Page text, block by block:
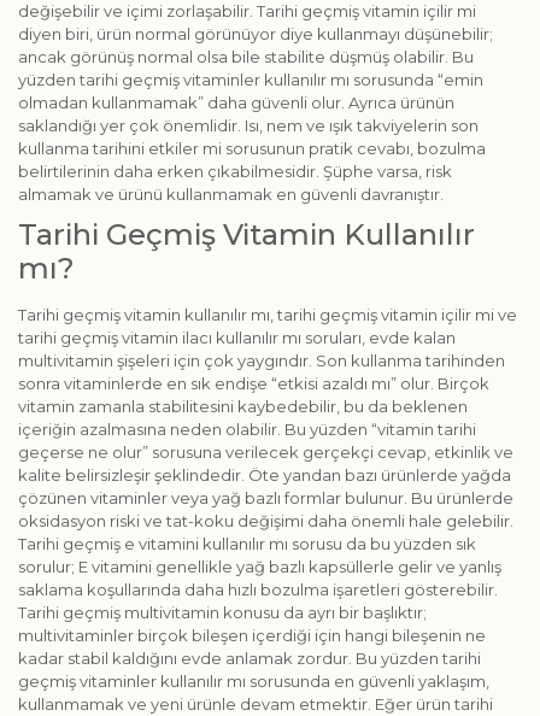
değişebilir ve içimi zorlaşabilir. Tarihi geçmiş vitamin içilir mi
diyen biri, ürün normal görünüyor diye kullanmayı düşünebilir;
ancak görünüş normal olsa bile stabilite düşmüş olabilir. Bu
yüzden tarihi geçmiş vitaminler kullanılır mı sorusunda “emin
olmadan kullanmamak” daha güvenli olur. Ayrıca ürünün
saklandığı yer çok önemlidir. Isı, nem ve ışık takviyelerin son
kullanma tarihini etkiler mi sorusunun pratik cevabı, bozulma
belirtilerinin daha erken çıkabilmesidir. Şüphe varsa, risk
almamak ve ürünü kullanmamak en güvenli davranıştır.
Tarihi Geçmiş Vitamin Kullanılır
mı?
Tarihi geçmiş vitamin kullanılır mı, tarihi geçmiş vitamin içilir mi ve
tarihi geçmiş vitamin ilacı kullanılır mı soruları, evde kalan
multivitamin şişeleri için çok yaygındır. Son kullanma tarihinden
sonra vitaminlerde en sık endişe “etkisi azaldı mı” olur. Birçok
vitamin zamanla stabilitesini kaybedebilir, bu da beklenen
içeriğin azalmasına neden olabilir. Bu yüzden “vitamin tarihi
geçerse ne olur” sorusuna verilecek gerçekçi cevap, etkinlik ve
kalite belirsizleşir şeklindedir. Öte yandan bazı ürünlerde yağda
çözünen vitaminler veya yağ bazlı formlar bulunur. Bu ürünlerde
oksidasyon riski ve tat-koku değişimi daha önemli hale gelebilir.
Tarihi geçmiş e vitamini kullanılır mı sorusu da bu yüzden sık
sorulur; E vitamini genellikle yağ bazlı kapsüllerle gelir ve yanlış
saklama koşullarında daha hızlı bozulma işaretleri gösterebilir.
Tarihi geçmiş multivitamin konusu da ayrı bir başlıktır;
multivitaminler birçok bileşen içerdiği için hangi bileşenin ne
kadar stabil kaldığını evde anlamak zordur. Bu yüzden tarihi
geçmiş vitaminler kullanılır mı sorusunda en güvenli yaklaşım,
kullanmamak ve yeni ürünle devam etmektir. Eğer ürün tarihi